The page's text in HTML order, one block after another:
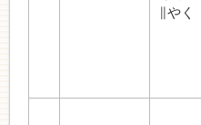
∥やく